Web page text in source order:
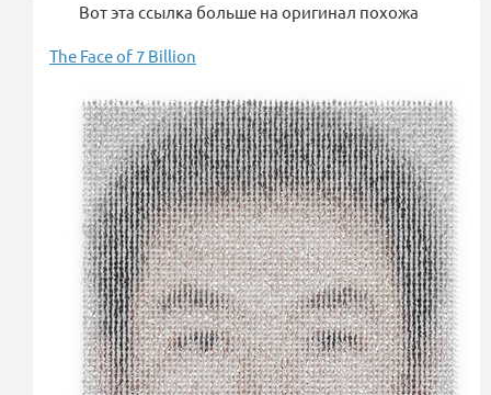
Вот эта ссылка больше на оригинал похожа
The Face of 7 Billion